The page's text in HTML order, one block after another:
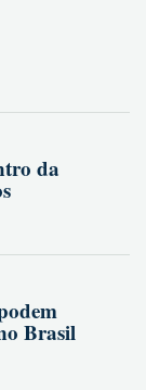
da
Brasil